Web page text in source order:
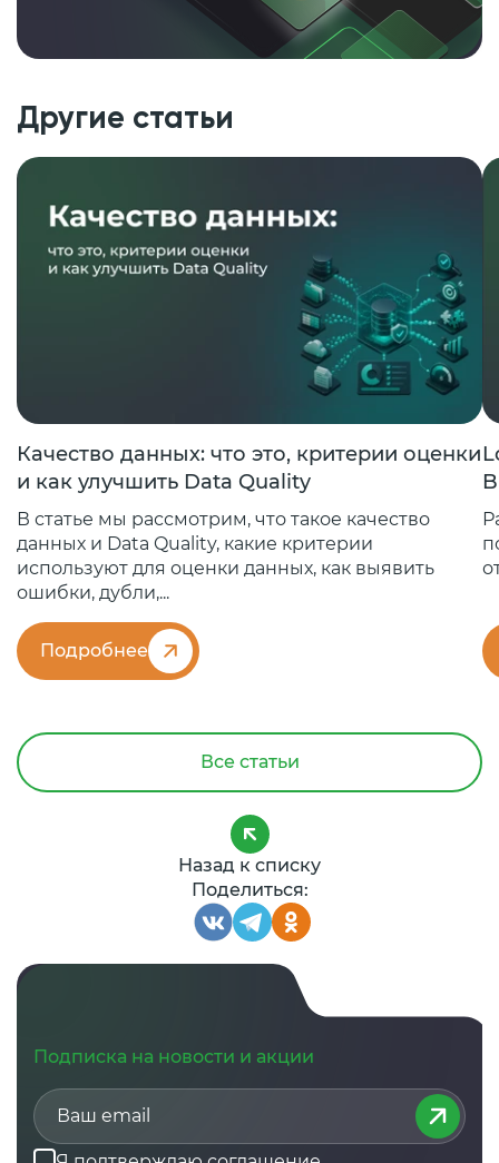
Другие статьи
Качество данных: что это, критерии оценки
и как улучшить Data Quality
В статье мы рассмотрим, что такое качество
данных и Data Quality, какие критерии
используют для оценки данных, как выявить
ошибки, дубли,...
Подробнее
Все статьи
Назад к списку
Поделиться:
Подписка на новости и акции